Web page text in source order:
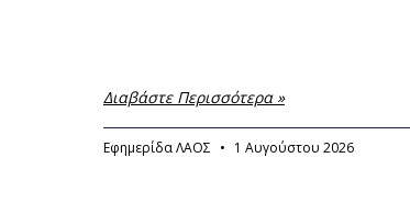
Διαβάστε Περισσότερα »
Εφημερίδα ΛΑΟΣ 1 Αυγούστου 2026